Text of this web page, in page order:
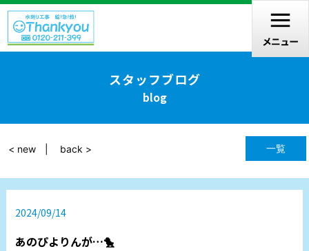
スタッフブログ
blog
一覧
< new back >
2024/09/14
あのぴよりんが…🐤